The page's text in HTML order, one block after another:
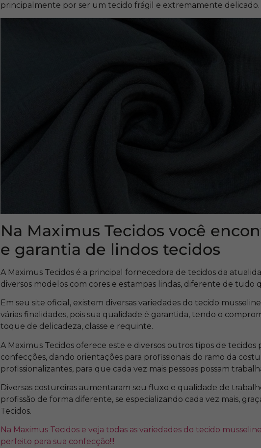
principalmente por ser um tecido frágil e extremamente delicado.
Na Maximus Tecidos você
e garantia de lindos tecidos
A Maximus Tecidos é a principal fornecedora de tecidos da
diversos modelos com cores e estampas lindas, diferente de tudo
Em seu site oficial, existem diversas variedades do tecido
várias finalidades, pois sua qualidade é garantida, tendo o
toque de delicadeza, classe e requinte.
A Maximus Tecidos oferece este e diversos outros tipos de tecidos
confecções, dando orientações para profissionais do ramo da
profissionalizantes, para que cada vez mais pessoas possam
Diversas costureiras aumentaram seu fluxo e qualidade de
profissão de forma diferente, se especializando cada vez mais,
Tecidos.
Na Maximus Tecidos e veja todas as variedades do tecido
perfeito para sua confecção!!!